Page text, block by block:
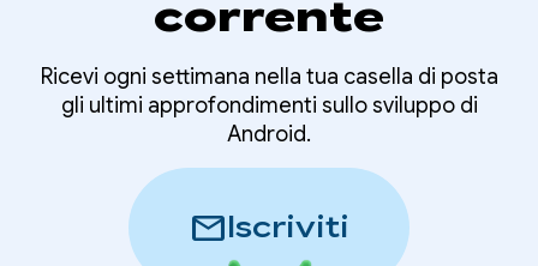
corrente
Ricevi ogni settimana nella tua casella di posta
gli ultimi approfondimenti sullo sviluppo di
Android.
mailIscriviti